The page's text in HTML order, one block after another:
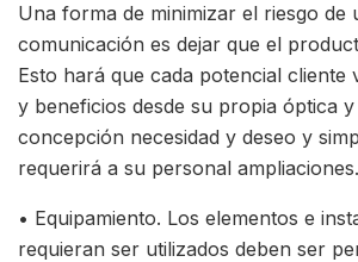
Una forma de minimizar el riesgo de
comunicación es dejar que el
Esto hará que cada potencial cliente
y beneficios desde su propia óptica
concepción necesidad y deseo y
requerirá a su personal ampliaciones.
• Equipamiento. Los elementos e
requieran ser utilizados deben ser